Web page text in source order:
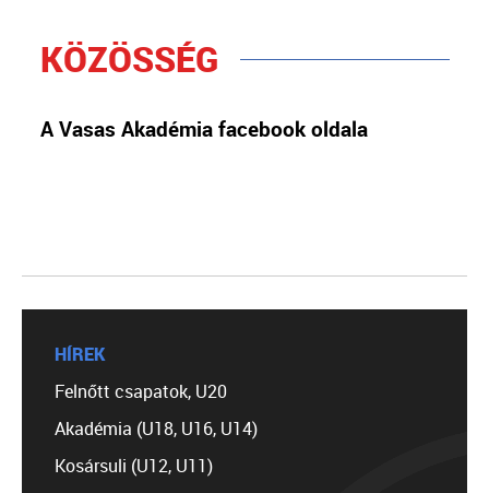
KÖZÖSSÉG
A Vasas Akadémia facebook oldala
HÍREK
Felnőtt csapatok, U20
Akadémia (U18, U16, U14)
Kosársuli (U12, U11)